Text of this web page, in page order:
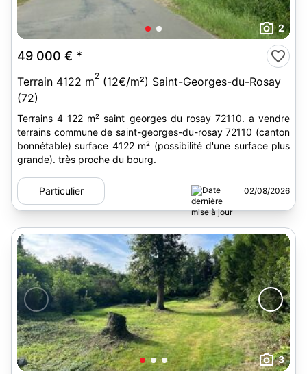
2
49 000 € *
Terrain 4122 m2 (12€/m²) Saint-Georges-du-Rosay
(72)
Terrains 4 122 m² saint georges du rosay 72110. a vendre
terrains commune de saint-georges-du-rosay 72110 (canton
bonnétable) surface 4122 m² (possibilité d'une surface plus
grande). très proche du bourg.
Particulier 02/08/2026
3